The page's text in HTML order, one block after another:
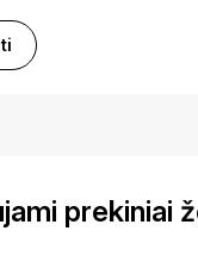
prekiniai